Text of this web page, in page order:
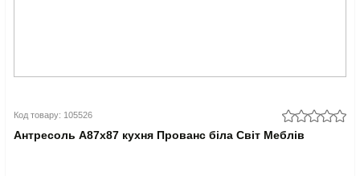
Код товару: 105526
Антресоль А87x87 кухня Прованс біла Світ Меблів